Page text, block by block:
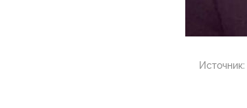
Источник: